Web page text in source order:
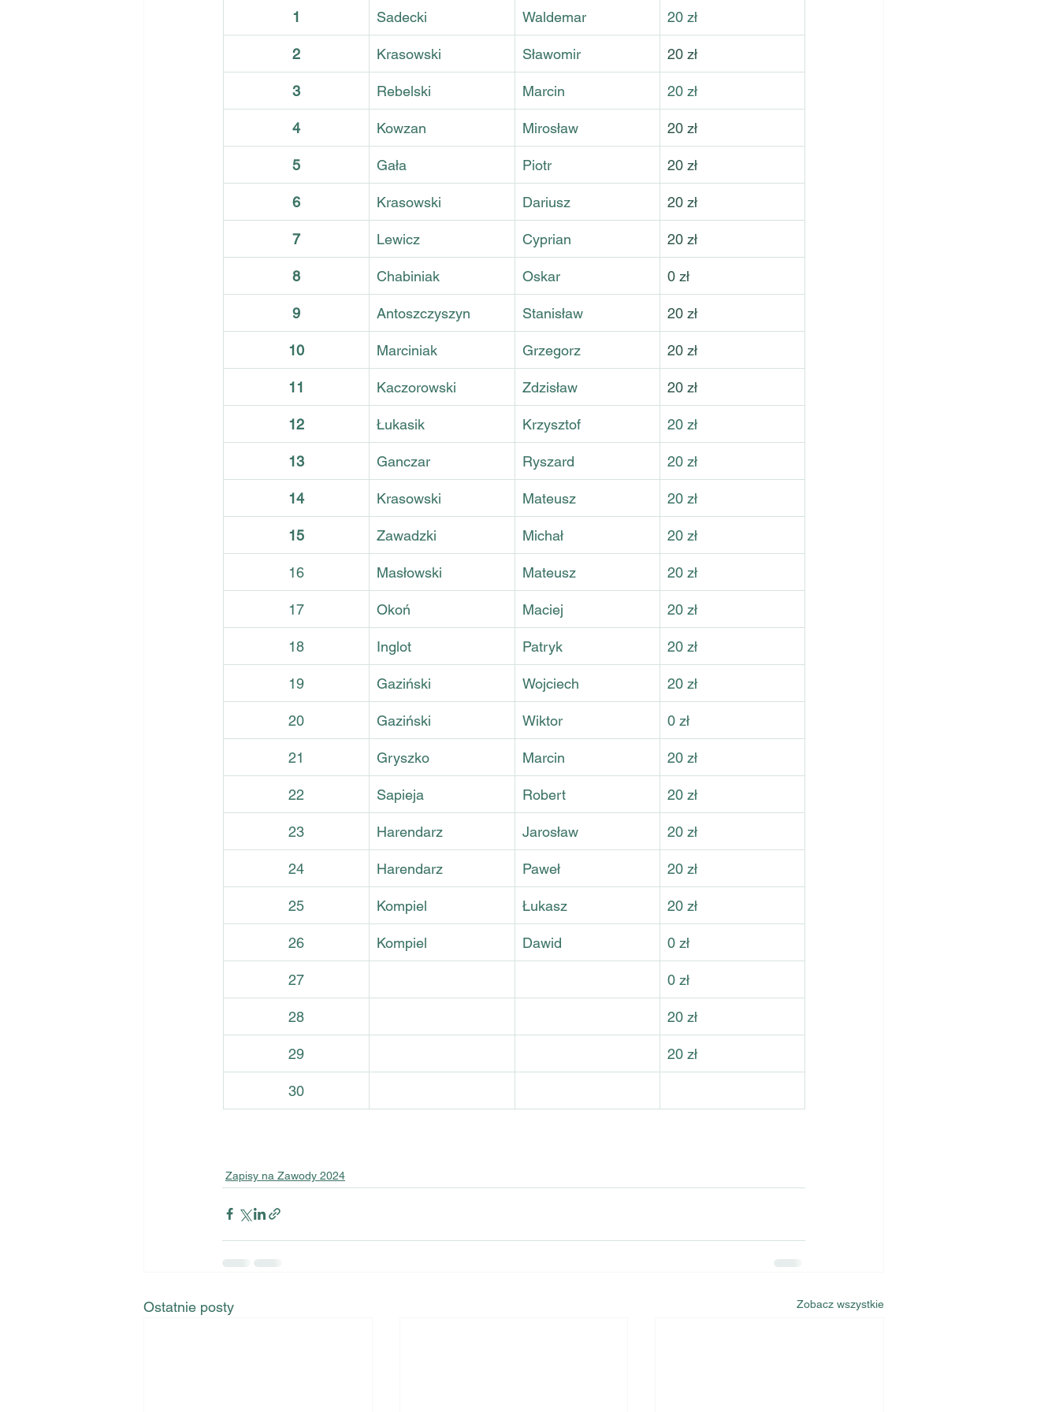
1 Sadecki Waldemar 20 zł
2 Krasowski Sławomir 20 zł
3 Rebelski Marcin 20 zł
4 Kowzan Mirosław 20 zł
5 Gała Piotr 20 zł
6 Krasowski Dariusz 20 zł
7 Lewicz Cyprian 20 zł
8 Chabiniak Oskar 0 zł
9 Antoszczyszyn Stanisław 20 zł
10 Marciniak Grzegorz 20 zł
11 Kaczorowski Zdzisław 20 zł
12 Łukasik Krzysztof 20 zł
13 Ganczar Ryszard 20 zł
14 Krasowski Mateusz 20 zł
15 Zawadzki Michał 20 zł
16 Masłowski Mateusz 20 zł
17 Okoń Maciej 20 zł
18 Inglot Patryk 20 zł
19 Gaziński Wojciech 20 zł
20 Gaziński Wiktor 0 zł
21 Gryszko Marcin 20 zł
22 Sapieja Robert 20 zł
23 Harendarz Jarosław 20 zł
24 Harendarz Paweł 20 zł
25 Kompiel Łukasz 20 zł
26 Kompiel Dawid 0 zł
27 0 zł
28 20 zł
29 20 zł
30
Zapisy na Zawody 2024
Ostatnie posty Zobacz wszystkie